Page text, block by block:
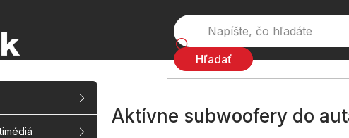
Hľadať
Aktívne subwoofery do